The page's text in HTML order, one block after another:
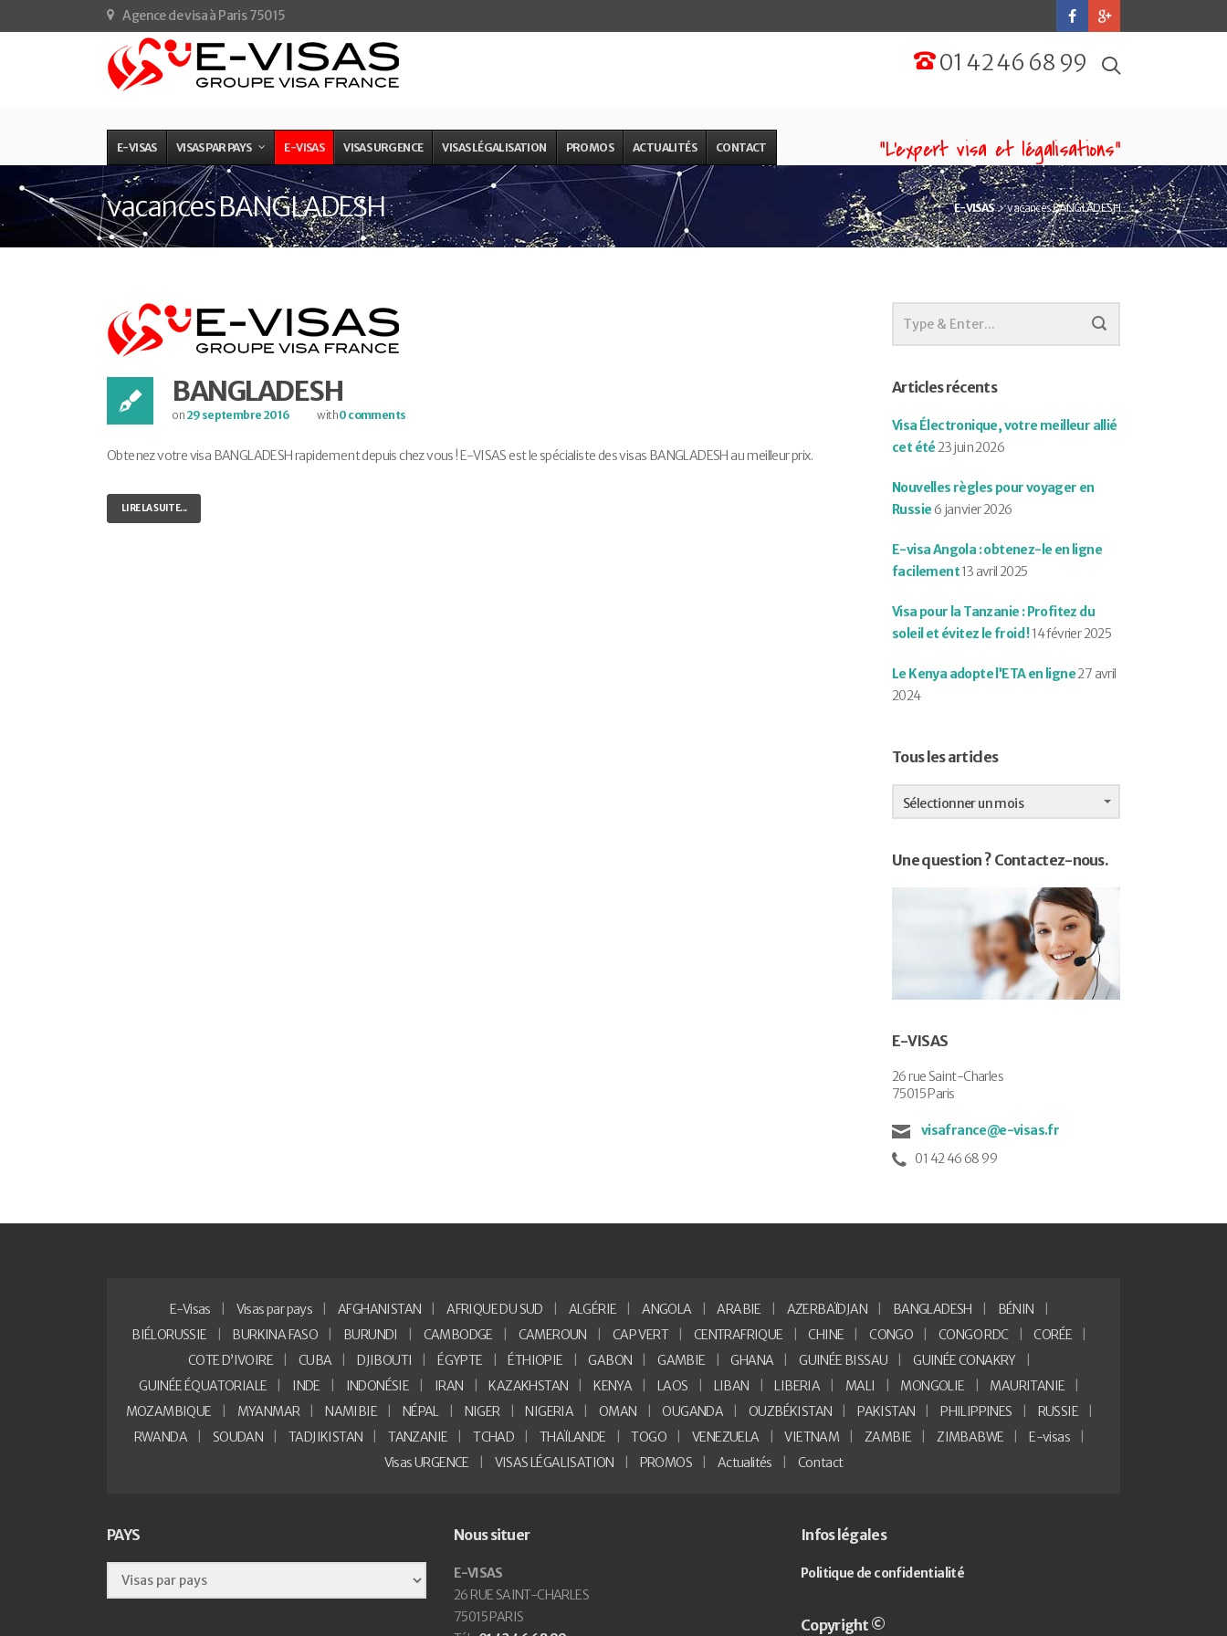
Agence de visa à Paris 75015
01 42 46 68 99
E-VISAS VISAS PAR PAYS E-VISAS VISAS URGENCE VISAS LÉGALISATION PROMOS ACTUALITÉS CONTACT “L'expert visa et légalisations”
vacances BANGLADESH E-VISAS vacances BANGLADESH
BANGLADESH
on 29 septembre 2016 with0 comments
Obtenez votre visa BANGLADESH rapidement depuis chez vous ! E-VISAS est le spécialiste des visas BANGLADESH au meilleur prix.
LIRE LA SUITE...
Articles récents
Visa Électronique, votre meilleur allié
cet été23 juin 2026
Nouvelles règles pour voyager en
Russie 6 janvier 2026
E-visa Angola : obtenez-le en ligne
facilement13 avril 2025
Visa pour la Tanzanie : Profitez du
soleil et évitez le froid !14 février 2025
Le Kenya adopte l’ETA en ligne27 avril
2024
Tous les articles
Tous
les
articles
Sélectionner un mois
Une question ? Contactez-nous.
E-VISAS
26 rue Saint-Charles
75015 Paris
visafrance@e-visas.fr
01 42 46 68 99
E-Visas Visas par pays AFGHANISTAN AFRIQUE DU SUD ALGÉRIE ANGOLA ARABIE AZERBAÏDJAN BANGLADESH
BÉNIN
BIÉLORUSSIE
BURKINA FASO BURUNDI CAMBODGE CAMEROUN CAP VERT CENTRAFRIQUE CHINE CONGO CONGO RDC
CORÉE
COTE D’IVOIRE
CUBA DJIBOUTI ÉGYPTE ÉTHIOPIE GABON GAMBIE GHANA GUINÉE BISSAU
GUINÉE CONAKRY
GUINÉE ÉQUATORIALE
INDE INDONÉSIE IRAN KAZAKHSTAN KENYA LAOS LIBAN LIBERIA MALI MONGOLIE
MAURITANIE
MOZAMBIQUE
MYANMAR NAMIBIE NÉPAL NIGER NIGERIA OMAN OUGANDA OUZBÉKISTAN PAKISTAN PHILIPPINES
RUSSIE
RWANDA
SOUDAN TADJIKISTAN TANZANIE TCHAD THAÏLANDE TOGO VENEZUELA VIETNAM ZAMBIE ZIMBABWE
E-visas
Visas URGENCE
VISAS LÉGALISATION PROMOS Actualités Contact
PAYS Nous situer
E-VISAS
26 RUE SAINT-CHARLES
75015 PARIS
Infos légales
Politique de confidentialité
Copyright ©